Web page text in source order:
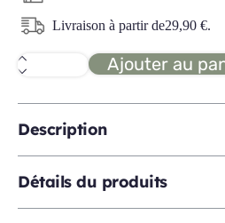
Livraison à partir de29,90 €.
quantité
de
cadre
Ajouter au
Description
Détails du produits